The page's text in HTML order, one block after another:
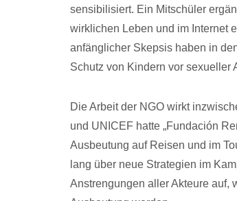
sensibilisiert. Ein Mitschüler
wirklichen Leben und im Internet
anfänglicher Skepsis haben in
Schutz von Kindern vor sexueller
Die Arbeit der NGO wirkt
und UNICEF hatte „Fundación
Ausbeutung auf Reisen und im
lang über neue Strategien im
Anstrengungen aller Akteure auf,